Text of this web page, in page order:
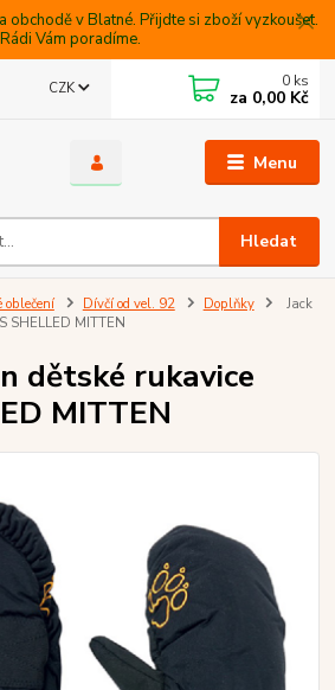
obchodě v Blatné. Přijdte si zboží vyzkoušet.
Rádi Vám poradíme.
Menu
CZK
Hledat
0 ks
za 0,00 Kč
oblečení Dívčí od vel. 92 Doplňky
Jack
SHELLED MITTEN
dětské rukavice
MITTEN